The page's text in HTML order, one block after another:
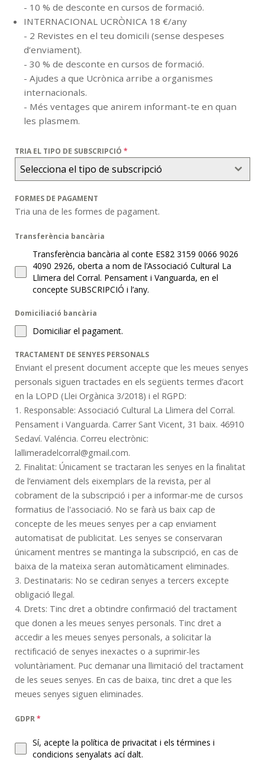
- 10 % de desconte en cursos de formació.
INTERNACIONAL UCRÒNICA 18 €/any
- 2 Revistes en el teu domicili (sense despeses
d’enviament).
- 30 % de desconte en cursos de formació.
- Ajudes a que Ucrònica arribe a organismes
internacionals.
- Més ventages que anirem informant-te en quan
les plasmem.
TRIA EL TIPO DE SUBSCRIPCIÓ *
Selecciona el tipo de subscripció
FORMES DE PAGAMENT
Tria una de les formes de pagament.
Transferència bancària
Transferència bancària al conte ES82 3159 0066 9026
4090 2926, oberta a nom de l’Associació Cultural La
Llimera del Corral. Pensament i Vanguarda, en el
concepte SUBSCRIPCIÓ i l’any.
Domiciliació bancària
Domiciliar el pagament.
TRACTAMENT DE SENYES PERSONALS
Enviant el present document accepte que les meues senyes
personals siguen tractades en els següents termes d’acort
en la LOPD (Llei Orgànica 3/2018) i el RGPD:
1. Responsable: Associació Cultural La Llimera del Corral.
Pensament i Vanguarda. Carrer Sant Vicent, 31 baix. 46910
Sedaví. Valéncia. Correu electrònic:
lallimeradelcorral@gmail.com.
2. Finalitat: Únicament se tractaran les senyes en la finalitat
de l’enviament dels eixemplars de la revista, per al
cobrament de la subscripció i per a informar-me de cursos
formatius de l'associació. No se farà us baix cap de
concepte de les meues senyes per a cap enviament
automatisat de publicitat. Les senyes se conservaran
únicament mentres se mantinga la subscripció, en cas de
baixa de la mateixa seran automàticament eliminades.
3. Destinataris: No se cediran senyes a tercers excepte
obligació llegal.
4. Drets: Tinc dret a obtindre confirmació del tractament
que donen a les meues senyes personals. Tinc dret a
accedir a les meues senyes personals, a solicitar la
rectificació de senyes inexactes o a suprimir-les
voluntàriament. Puc demanar una llimitació del tractament
de les seues senyes. En cas de baixa, tinc dret a que les
meues senyes siguen eliminades.
GDPR*
Sí, acepte la política de privacitat i els términes i
condicions senyalats ací dalt.